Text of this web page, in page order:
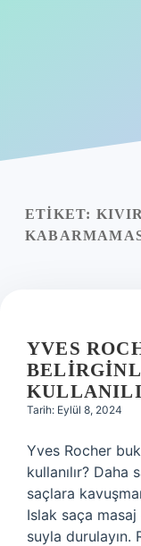
Yasal Uyarı
ETIKET:
YVES
Tarih: Eylül 8, 2024
Yves Rocher
kullanılır? Daha
saçlara
Islak saça masaj
suyla durulayın.